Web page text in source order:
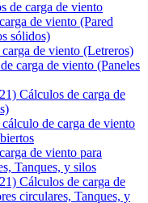
de carga de viento
de viento (Pared
sólidos)
de viento (Letreros)
carga de viento (Paneles
Cálculos de carga de
de carga de viento
de viento para
Tanques, y silos
Cálculos de carga de
circulares, Tanques, y